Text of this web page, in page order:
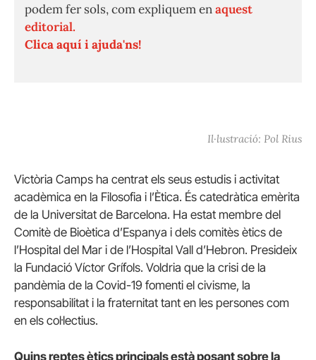
podem fer sols, com expliquem enaquest
editorial.
Clica aquí i ajuda'ns!
Il·lustració: Pol Rius
Victòria Camps ha centrat els seus estudis i activitat
acadèmica en la Filosofia i l’Ètica. És catedràtica emèrita
de la Universitat de Barcelona. Ha estat membre del
Comitè de Bioètica d’Espanya i dels comitès ètics de
l’Hospital del Mar i de l’Hospital Vall d’Hebron. Presideix
la Fundació Víctor Grífols. Voldria que la crisi de la
pandèmia de la Covid-19 fomenti el civisme, la
responsabilitat i la fraternitat tant en les persones com
en els col·lectius.
Quins reptes ètics principals està posant sobre la